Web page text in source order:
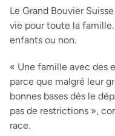
Le Grand Bouvier
vie pour toute la
enfants ou non.
« Une famille avec des
parce que malgré leur
bonnes bases dès le
pas de restrictions »,
race.